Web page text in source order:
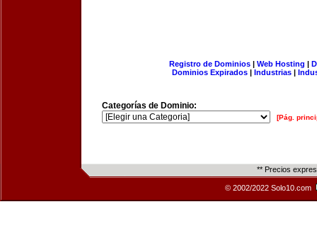
Registro de Dominios| Web Hosting |
Dominios Expirados | Industrias |
Categorías de Dominio:
[Pág.
** Precios
© 2002/2022 Solo10.com